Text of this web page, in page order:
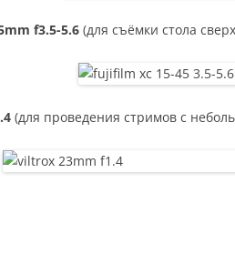
f3.5-5.6(для съёмки стола
(для проведения стримов с